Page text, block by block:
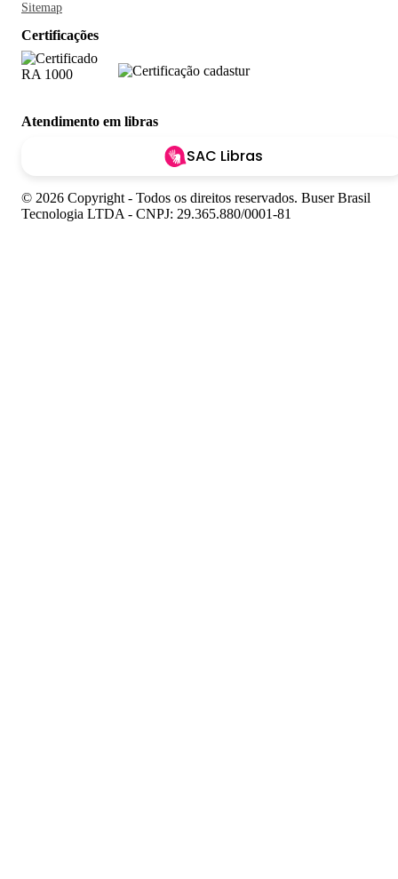
Sitemap
Certificações
Atendimento em libras
SAC Libras
© 2026 Copyright - Todos os direitos reservados. Buser Brasil
Tecnologia LTDA - CNPJ: 29.365.880/0001-81